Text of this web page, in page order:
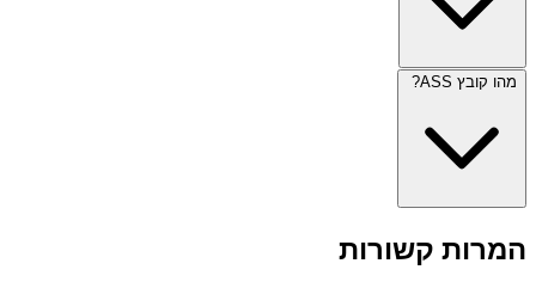
מהו קובץ ASS?
המרות קשורות